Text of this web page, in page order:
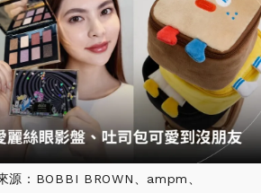
源：BOBBI BROWN、ampm、